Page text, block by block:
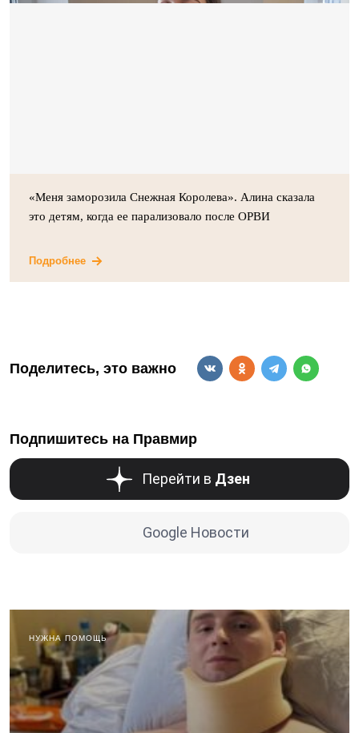
«Меня заморозила Снежная Королева». Алина сказала
это детям, когда ее парализовало после ОРВИ
Подробнее
Поделитесь, это важно
Подпишитесь на Правмир
Перейти в Дзен
Google Новости
НУЖНА ПОМОЩЬ